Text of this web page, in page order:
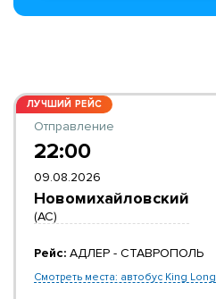
ЛУЧШИЙ РЕЙС
Отправление
22:00
09.08.2026
Новомихайловский
(АС)
Рейс: АДЛЕР - СТАВРОПОЛЬ
Смотреть места: автобус King Long